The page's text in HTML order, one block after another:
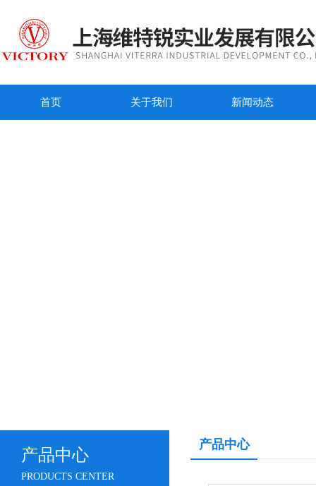
首页 关于我们 新闻动态
产品中心
PRODUCTS CENTER
产品中心